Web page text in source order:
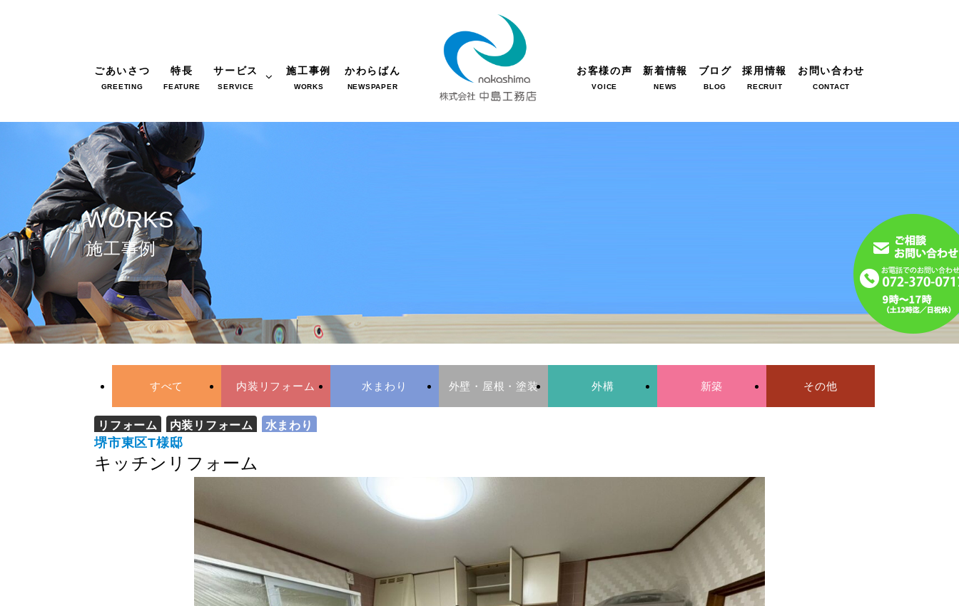
ごあいさつ
GREETING
特長
FEATURE
サービス
SERVICE
施工事例
WORKS
かわらばん
NEWSPAPER
お客様の声
VOICE
新着情報
NEWS
ブログ
BLOG
採用情報
RECRUIT
お問い合わせ
CONTACT
WORKS
施工事例
すべて 内装リフォーム 水まわり 外壁・屋根・塗装 外構 新築 その他
リフォーム 内装リフォーム 水まわり
堺市東区T様邸
キッチンリフォーム